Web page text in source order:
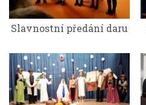
Slavnostní předání daru